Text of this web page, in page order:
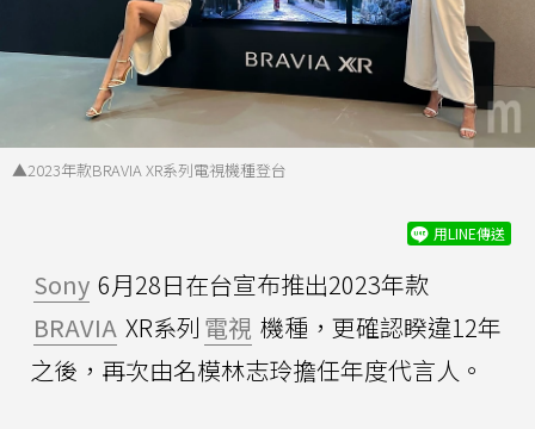
▲2023年款BRAVIA XR系列電視機種登台
用LINE傳送
Sony 6月28日在台宣布推出2023年款
BRAVIA XR系列 電視 機種，更確認睽違12年
之後，再次由名模林志玲擔任年度代言人。